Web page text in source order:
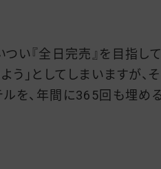
い『全日完売』を目指して
う」としてしまいますが、
を、年間に365回も埋める